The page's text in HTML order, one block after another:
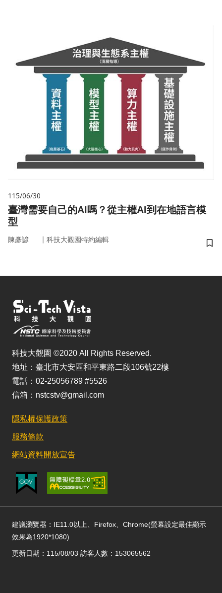
115/06/30
臺灣需要自己的AI嗎？從主權AI到在地語言模
型
陳彥諺 ｜ 科技大觀園特約編輯
儲
科技大觀園 ©2020 All Rights Reserved.
地址：臺北市大安區和平東路二段106號22樓
電話：02-25056789 #5526
信箱：nstcstv@gmail.com
隱私權保護政策
服務條款
網站資料開放宣告
建議瀏覽器：IE11.0以上、Firefox、Chrome(螢幕設定最佳顯示
效果為1920*1080)
更新日期：115/08/03 訪客人數：153065562